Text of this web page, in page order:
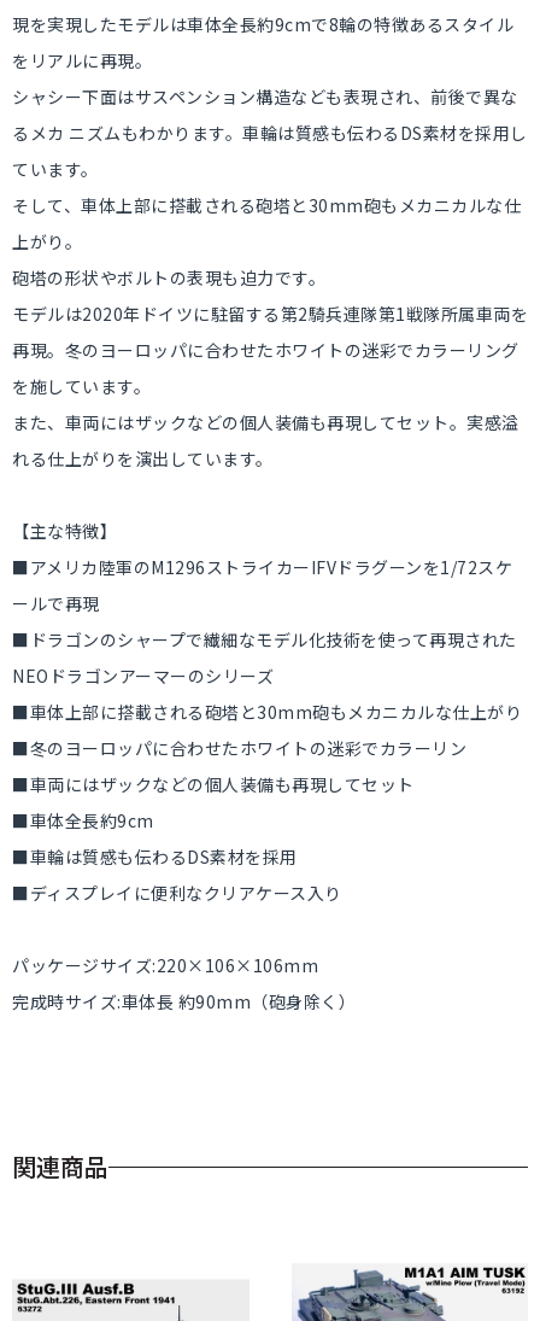
現を実現したモデルは車体全長約9cmで8輪の特徴あるスタイル
をリアルに再現。
シャシー下面はサスペンション構造なども表現され、前後で異な
るメカ ニズムもわかります。車輪は質感も伝わるDS素材を採用し
ています。
そして、車体上部に搭載される砲塔と30mm砲もメカニカルな仕
上がり。
砲塔の形状やボルトの表現も迫力です。
モデルは2020年ドイツに駐留する第2騎兵連隊第1戦隊所属車両を
再現。冬のヨーロッパに合わせたホワイトの迷彩でカラーリング
を施しています。
また、車両にはザックなどの個人装備も再現してセット。実感溢
れる仕上がりを演出しています。
【主な特徴】
■アメリカ陸軍のM1296ストライカーIFVドラグーンを1/72スケ
ールで再現
■ドラゴンのシャープで繊細なモデル化技術を使って再現された
NEOドラゴンアーマーのシリーズ
■車体上部に搭載される砲塔と30mm砲もメカニカルな仕上がり
■冬のヨーロッパに合わせたホワイトの迷彩でカラーリン
■車両にはザックなどの個人装備も再現してセット
■車体全長約9cm
■車輪は質感も伝わるDS素材を採用
■ディスプレイに便利なクリアケース入り
パッケージサイズ:220×106×106mm
完成時サイズ:車体長 約90mm（砲身除く）
関連商品